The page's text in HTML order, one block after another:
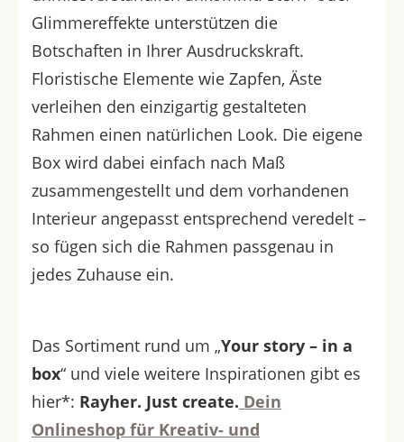
Glimmereffekte unterstützen die
Botschaften in Ihrer Ausdruckskraft.
Floristische Elemente wie Zapfen, Äste
verleihen den einzigartig gestalteten
Rahmen einen natürlichen Look. Die eigene
Box wird dabei einfach nach Maß
zusammengestellt und dem vorhandenen
Interieur angepasst entsprechend veredelt –
so fügen sich die Rahmen passgenau in
jedes Zuhause ein.
Das Sortiment rund um „Your story – in a
box“ und viele weitere Inspirationen gibt es
hier*: Rayher. Just create. Dein
Onlineshop für Kreativ- und